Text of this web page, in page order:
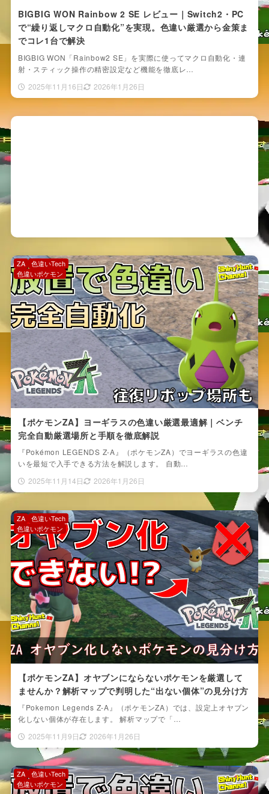
BIGBIG WON Rainbow 2 SE レビュー｜Switch2・PC
で“繰り返しマクロ自動化”を実現。色違い厳選から金策ま
でコレ1台で解決
BIGBIG WON「Rainbow2 SE」を実際に使ってマクロ自動化・連
射・スティック操作の精密設定など機能を徹底レ…
2025年11月16日
2026年1月26日
【ポケモンZA】ヨーギラスの色違い厳選最適解｜ベンチ
完全自動厳選場所と手順を徹底解説
『Pokémon LEGENDS Z-A』（ポケモンZA）でヨーギラスの色違
いを最短で入手できる方法を解説します。 自動…
2025年11月14日
2026年1月26日
ZA
色違いTech
色違いポケモン
【ポケモンZA】オヤブンにならないポケモンを厳選して
ませんか？解析マップで判明した“出ない個体”の見分け方
『Pokemon Legends Z-A』（ポケモンZA）では、設定上オヤブン
化しない個体が存在します。 解析マップで「…
2025年11月9日
2026年1月26日
ZA
色違いTech
色違いポケモン
ZA
色違いTech
色違いポケモン